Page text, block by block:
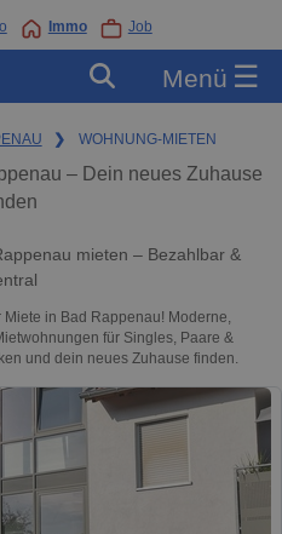
Immo Job
Menü ☰
❯ WOHNUNG-MIETEN
– Dein neues Zuhause
mieten – Bezahlbar &
in Bad Rappenau! Moderne,
für Singles, Paare &
und dein neues Zuhause finden.